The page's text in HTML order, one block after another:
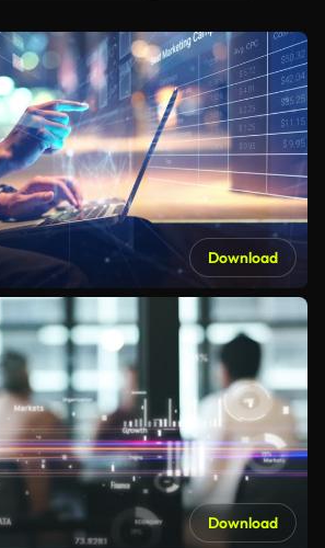
Download
Download